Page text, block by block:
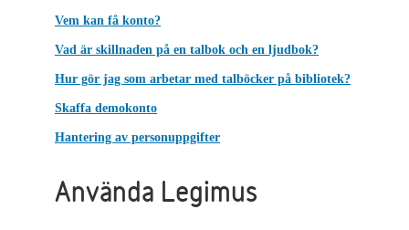
Vem kan få konto?
Vad är skillnaden på en talbok och en ljudbok?
Hur gör jag som arbetar med talböcker på bibliotek?
Skaffa demokonto
Hantering av personuppgifter
Använda Legimus